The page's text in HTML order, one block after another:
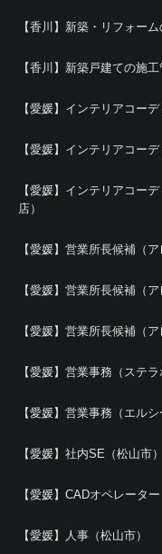
【香川】新築・リフォー
【香川】新築戸建ての施工
【愛媛】インテリアコー
【愛媛】インテリアコー
【愛媛】インテリアコー
店）
【愛媛】営業所長候補（
【愛媛】営業所長候補（
【愛媛】営業所長候補（
【愛媛】営業事務（ステ
【愛媛】営業事務（エル
【愛媛】社内SE（松山市）
【愛媛】CADオペレーター
【愛媛】人事（松山市）